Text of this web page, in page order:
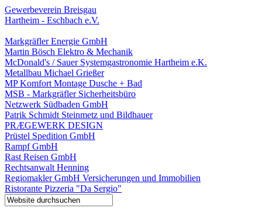
Gewerbeverein Breisgau
Hartheim - Eschbach e.V.
Markgräfler Energie GmbH
Martin Bösch Elektro & Mechanik
McDonald's / Sauer Systemgastronomie Hartheim e.K.
Metallbau Michael Grießer
MP Komfort Montage Dusche + Bad
MSB - Markgräfler Sicherheitsbüro
Netzwerk Südbaden GmbH
Patrik Schmidt Steinmetz und Bildhauer
PRÆGEWERK DESIGN
Prüstel Spedition GmbH
Rampf GmbH
Rast Reisen GmbH
Rechtsanwalt Henning
Regiomakler GmbH Versicherungen und Immobilien
Ristorante Pizzeria "Da Sergio"